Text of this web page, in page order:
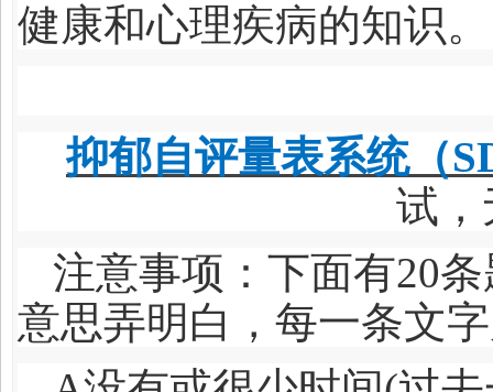
健康和心理疾病的知识。
抑郁自评量表系统（
试，
注意事项：下面有20
意思弄明白，每一条文